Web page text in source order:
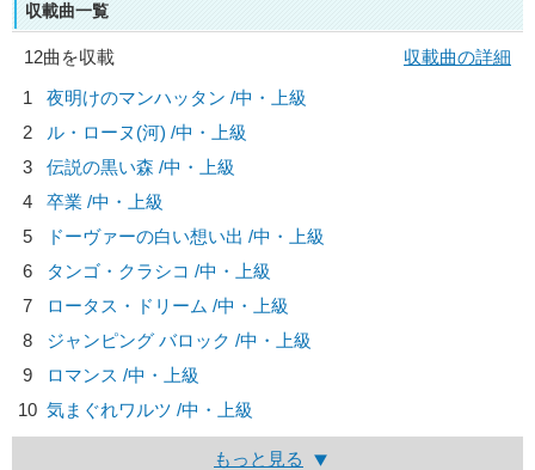
収載曲一覧
12曲を収載
収載曲の詳細
1
夜明けのマンハッタン /中・上級
2
ル・ローヌ(河) /中・上級
3
伝説の黒い森 /中・上級
4
卒業 /中・上級
5
ドーヴァーの白い想い出 /中・上級
6
タンゴ・クラシコ /中・上級
7
ロータス・ドリーム /中・上級
8
ジャンピング バロック /中・上級
9
ロマンス /中・上級
10 気まぐれワルツ /中・上級
もっと見る